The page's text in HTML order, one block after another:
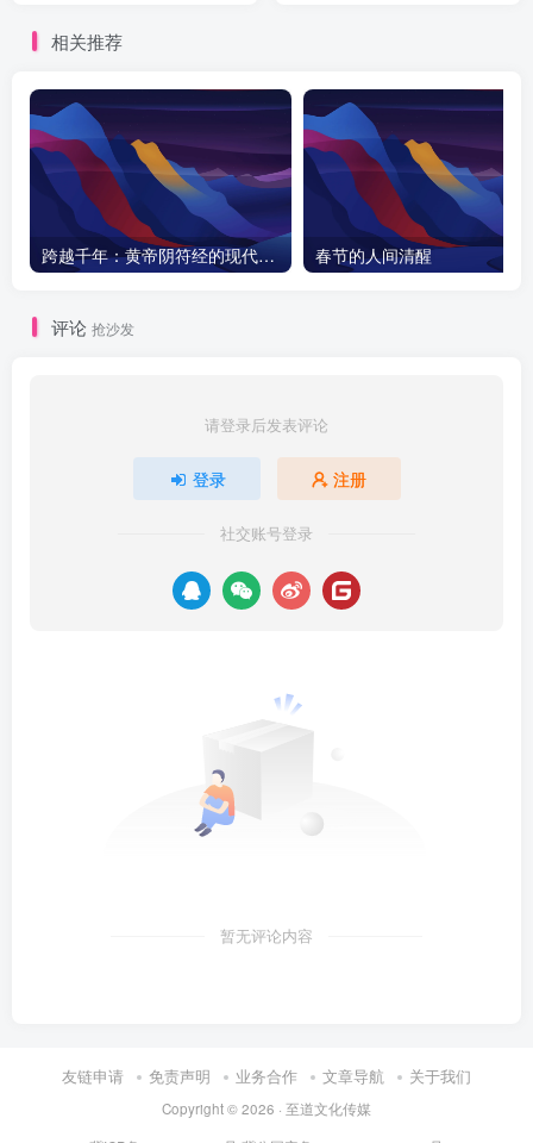
相关推荐
跨越千年：黄帝阴符经的现代启示与天之道探秘 春节的人间清醒
评论 抢沙发
请登录后发表评论
登录 注册
社交账号登录
暂无评论内容
友链申请 免责声明 业务合作 文章导航 关于我们
Copyright © 2026 · 至道文化传媒